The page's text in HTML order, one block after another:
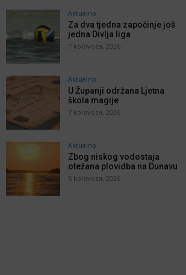
Aktualno
Za dva tjedna započinje još
jedna Divlja liga
7 kolovoza, 2026
Aktualno
U Županji održana Ljetna
škola magije
7 kolovoza, 2026
Aktualno
Zbog niskog vodostaja
otežana plovidba na Dunavu
6 kolovoza, 2026